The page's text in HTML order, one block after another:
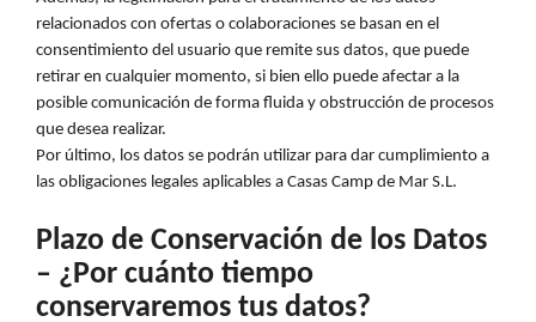
relacionados con ofertas o colaboraciones se basan en el
consentimiento del usuario que remite sus datos, que puede
retirar en cualquier momento, si bien ello puede afectar a la
posible comunicación de forma fluida y obstrucción de procesos
que desea realizar.
Por último, los datos se podrán utilizar para dar cumplimiento a
las obligaciones legales aplicables a Casas Camp de Mar S.L.
Plazo de Conservación de los Datos
– ¿Por cuánto tiempo
conservaremos tus datos?